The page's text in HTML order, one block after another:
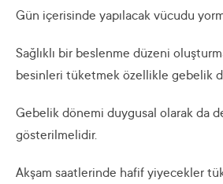
Gün içerisinde yapılacak vücudu
Sağlıklı bir beslenme düzeni
besinleri tüketmek özellikle gebelik
Gebelik dönemi duygusal olarak da
gösterilmelidir.
Akşam saatlerinde hafif yiyecekler